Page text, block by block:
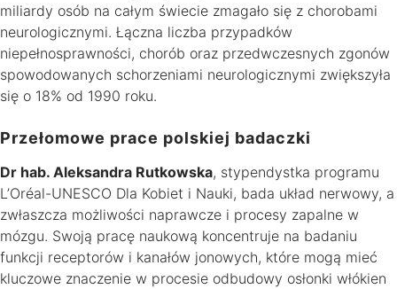
miliardy osób na całym świecie zmagało się z chorobami
neurologicznymi. Łączna liczba przypadków
niepełnosprawności, chorób oraz przedwczesnych zgonów
spowodowanych schorzeniami neurologicznymi zwiększyła
się o 18% od 1990 roku.
Przełomowe prace polskiej badaczki
Dr hab. Aleksandra Rutkowska, stypendystka programu
L’Oréal-UNESCO Dla Kobiet i Nauki, bada układ nerwowy, a
zwłaszcza możliwości naprawcze i procesy zapalne w
mózgu. Swoją pracę naukową koncentruje na badaniu
funkcji receptorów i kanałów jonowych, które mogą mieć
kluczowe znaczenie w procesie odbudowy osłonki włókien